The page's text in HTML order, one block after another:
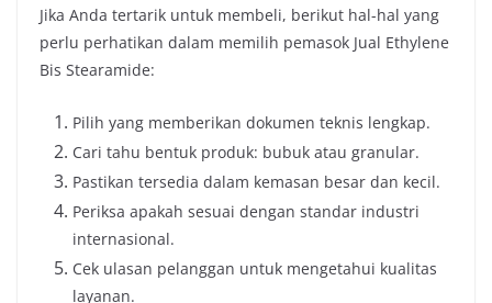
Jika Anda tertarik untuk membeli, berikut hal-hal yang
perlu perhatikan dalam memilih pemasok Jual Ethylene
Bis Stearamide:
Pilih yang memberikan dokumen teknis lengkap.
Cari tahu bentuk produk: bubuk atau granular.
Pastikan tersedia dalam kemasan besar dan kecil.
Periksa apakah sesuai dengan standar industri
internasional.
Cek ulasan pelanggan untuk mengetahui kualitas
layanan.